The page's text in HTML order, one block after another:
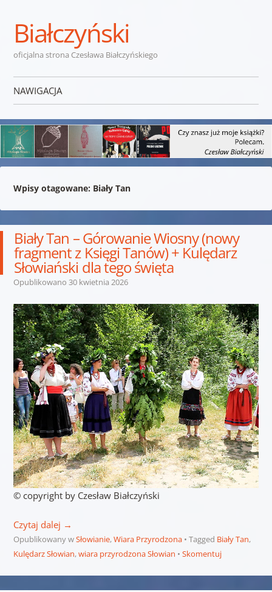
Białczyński
oficjalna strona Czesława Białczyńskiego
NAWIGACJA
Wpisy otagowane: Biały Tan
Biały Tan – Górowanie Wiosny (nowy
fragment z Księgi Tanów) + Kulędarz
Słowiański dla tego święta
Opublikowano 30 kwietnia 2026
© copyright by Czesław Białczyński
Czytaj dalej →
Opublikowany wSłowianie,Wiara Przyrodzona Tagged Biały Tan,
Kulędarz Słowian,wiara przyrodzona Słowian Skomentuj